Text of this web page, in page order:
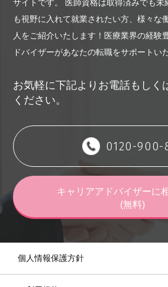
サイトです。
医師資格は取得済みでも
も視野に入れて就業されたい方、様々な
人をご紹介いたします！ 医療業界の経験
ドバイザーがあなたの転職をサポートい
お気軽に下記よりお電話もしく
ください。
0120-900-
キャリアアドバイザーに
(無料)
個人情報保護方針